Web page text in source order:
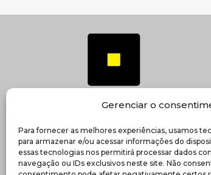
Gerenciar o
Para fornecer as melhores experiências, usamos
para armazenar e/ou acessar informações do
essas tecnologias nos permitirá processar dados
navegação ou IDs exclusivos neste site. Não
Transparência e prestação